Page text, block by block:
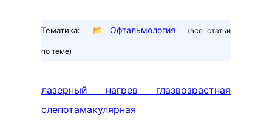
Тематика: 📂 Офтальмология (все статьи
по теме)
лазерный нагрев глазвозрастная
слепотамакулярная